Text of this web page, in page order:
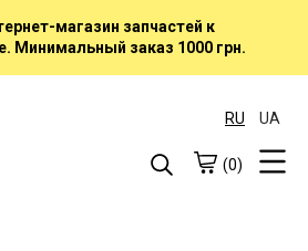
магазин запчастей к
Минимальный заказ 1000 грн.
RU UA
(0)